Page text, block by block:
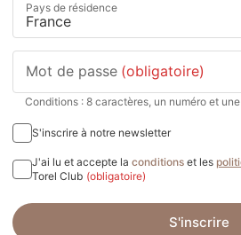
Pays de résidence
Mot de passe (obligatoire)
Conditions : 8 caractères, un numéro et
S'inscrire à notre newsletter
J'ai lu et accepte la conditions et les
Torel Club (obligatoire)
S'inscrire